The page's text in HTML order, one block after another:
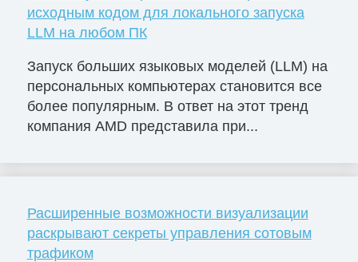
исходным кодом для локального запуска
LLM на любом ПК
Запуск больших языковых моделей (LLM) на
персональных компьютерах становится все
более популярным. В ответ на этот тренд
компания AMD представила при...
Расширенные возможности визуализации
раскрывают секреты управления сотовым
трафиком